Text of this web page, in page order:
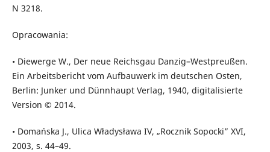
N 3218.
Opracowania:
• Diewerge W., Der neue Reichsgau Danzig–Westpreußen.
Ein Arbeitsbericht vom Aufbauwerk im deutschen Osten,
Berlin: Junker und Dünnhaupt Verlag, 1940, digitalisierte
Version © 2014.
• Domańska J., Ulica Władysława IV, „Rocznik Sopocki” XVI,
2003, s. 44–49.